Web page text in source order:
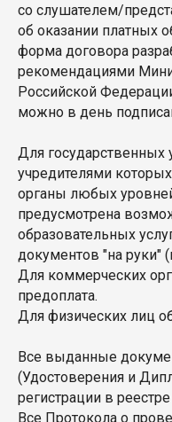
со слушателем/
об оказании платных
форма договора
рекомендациями
Российской
можно в день
Для государственных
учредителями
органы любых
предусмотрена
образовательных
документов "на руки"
Для коммерческих
предоплата.
Для физических лиц
Все выданные
(Удостоверения и
регистрации в
Все Протокола о